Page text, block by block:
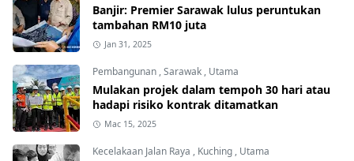
Banjir: Premier Sarawak lulus peruntukan
tambahan RM10 juta
Jan 31, 2025
Pembangunan ,Sarawak , Utama
Mulakan projek dalam tempoh 30 hari atau
hadapi risiko kontrak ditamatkan
Mac 15, 2025
Kecelakaan Jalan Raya , Kuching , Utama